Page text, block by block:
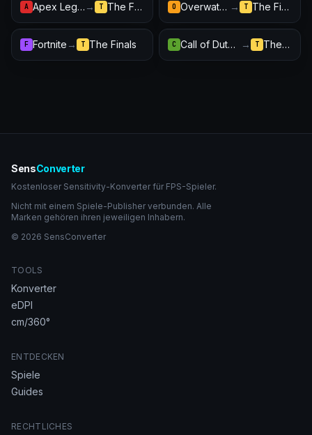
A Apex Legends → T The Finals O Overwatch 2 → T The Finals
F Fortnite → T The Finals C Call of Duty: Warzone → T The Finals
SensConverter
Kostenloser Sensitivity-Konverter für FPS-Spieler.
Nicht mit einem Spiele-Publisher verbunden. Alle
Marken gehören ihren jeweiligen Inhabern.
© 2026 SensConverter
TOOLS
Konverter
eDPI
cm/360°
ENTDECKEN
Spiele
Guides
RECHTLICHES